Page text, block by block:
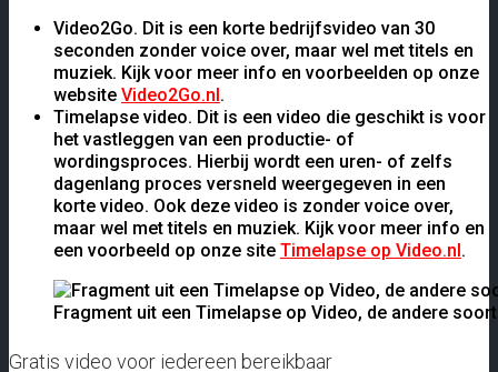
Video2Go. Dit is een korte bedrijfsvideo van 30
seconden zonder voice over, maar wel met titels en
muziek. Kijk voor meer info en voorbeelden op onze
website Video2Go.nl.
Timelapse video. Dit is een video die geschikt is voor
het vastleggen van een productie- of
wordingsproces. Hierbij wordt een uren- of zelfs
dagenlang proces versneld weergegeven in een
korte video. Ook deze video is zonder voice over,
maar wel met titels en muziek. Kijk voor meer info en
een voorbeeld op onze site Timelapse op Video.nl.
Fragment uit een Timelapse op Video, de andere
Gratis video voor iedereen bereikbaar